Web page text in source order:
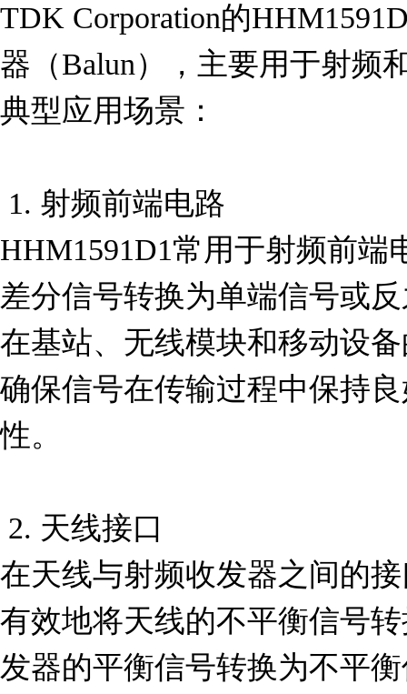
TDK Corporation的
器（Balun），主要用于射频
典型应用场景：
HHM1591D1常用于射频前端
差分信号转换为单端信号或
在基站、无线模块和移动设
确保信号在传输过程中保持
性。
在天线与射频收发器之间的
有效地将天线的不平衡信号
发器的平衡信号转换为不平